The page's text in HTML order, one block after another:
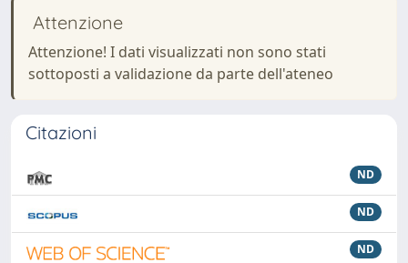
Attenzione
Attenzione! I dati visualizzati non sono stati
sottoposti a validazione da parte dell'ateneo
Citazioni
ND
ND
ND